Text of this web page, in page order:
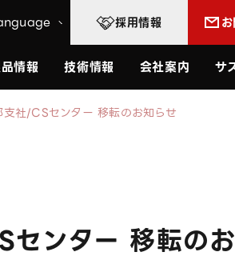
採用情報
情報 技術情報 会社案内 サ
支社/CSセンター 移転のお知らせ
ンター 移転の